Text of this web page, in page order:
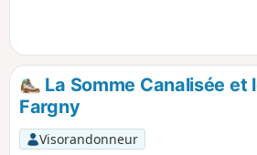
La Somme Canalisée et
Fargny
Visorandonneur